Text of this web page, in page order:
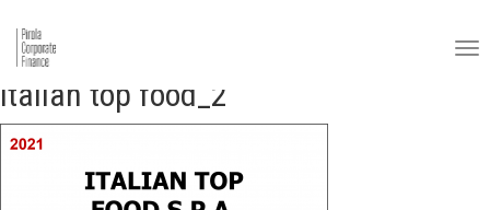
Italian top food_2